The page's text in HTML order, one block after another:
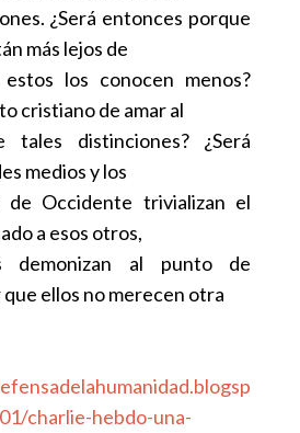
¿Será entonces porque
más lejos de
los conocen menos?
cristiano de amar al
tales distinciones? ¿Será
medios y los
de Occidente trivializan el
a esos otros,
demonizan al punto de
ellos no merecen otra
charlie-hebdo-una-